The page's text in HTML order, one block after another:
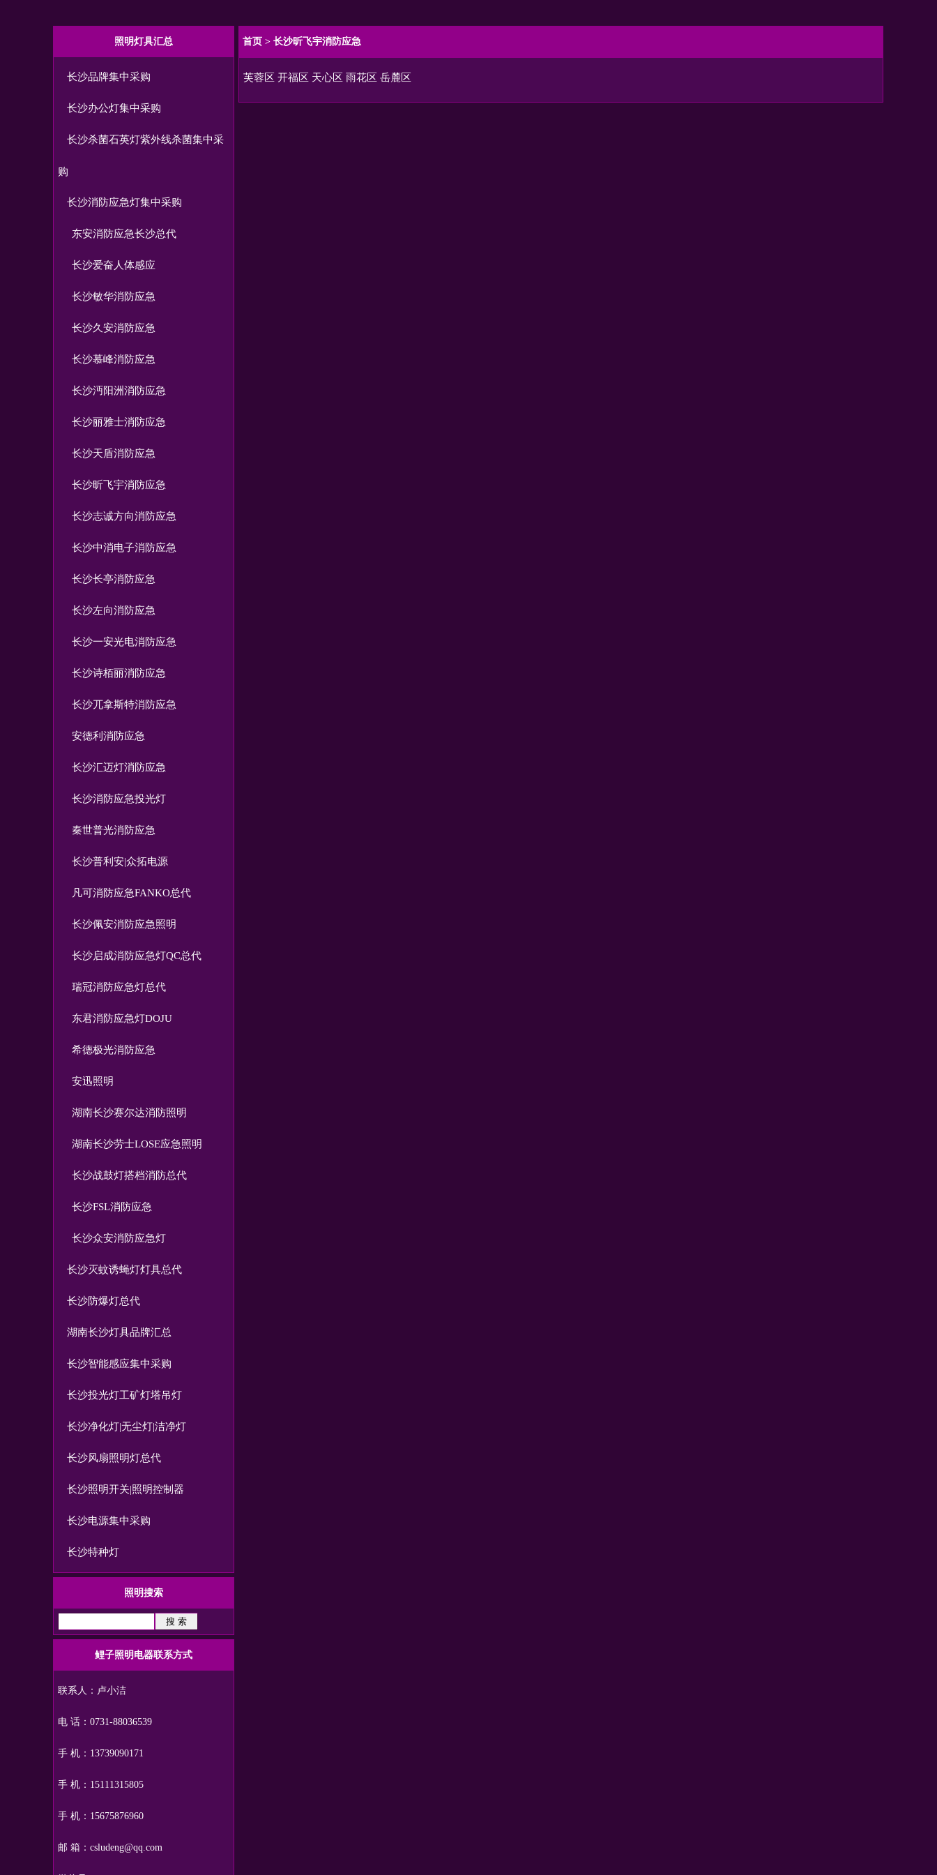
照明灯具汇总
长沙品牌集中采购
长沙办公灯集中采购
长沙杀菌石英灯紫外线杀菌集中采
购
长沙消防应急灯集中采购
东安消防应急长沙总代
长沙爱奋人体感应
长沙敏华消防应急
长沙久安消防应急
长沙慕峰消防应急
长沙沔阳洲消防应急
长沙丽雅士消防应急
长沙天盾消防应急
长沙昕飞宇消防应急
长沙志诚方向消防应急
长沙中消电子消防应急
长沙长亭消防应急
长沙左向消防应急
长沙一安光电消防应急
长沙诗栢丽消防应急
长沙兀拿斯特消防应急
安德利消防应急
长沙汇迈灯消防应急
长沙消防应急投光灯
秦世普光消防应急
长沙普利安|众拓电源
凡可消防应急FANKO总代
长沙佩安消防应急照明
长沙启成消防应急灯QC总代
瑞冠消防应急灯总代
东君消防应急灯DOJU
希德极光消防应急
安迅照明
湖南长沙赛尔达消防照明
湖南长沙劳士LOSE应急照明
长沙战鼓灯搭档消防总代
长沙FSL消防应急
长沙众安消防应急灯
长沙灭蚊诱蝇灯灯具总代
长沙防爆灯总代
湖南长沙灯具品牌汇总
长沙智能感应集中采购
长沙投光灯工矿灯塔吊灯
长沙净化灯|无尘灯|洁净灯
长沙风扇照明灯总代
长沙照明开关|照明控制器
长沙电源集中采购
长沙特种灯
照明搜索
鲤子照明电器联系方式
联系人：卢小洁
电 话：0731-88036539
手 机：13739090171
手 机：15111315805
手 机：15675876960
邮 箱：csludeng@qq.com
首页 > 长沙昕飞宇消防应急
芙蓉区 开福区 天心区 雨花区 岳麓区